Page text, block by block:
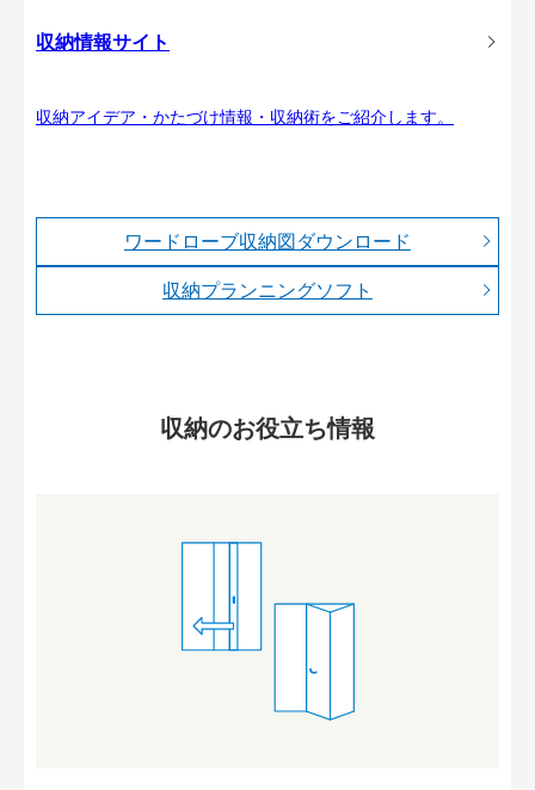
収納情報サイト
収納アイデア・かたづけ情報・収納術をご紹介します。
ワードローブ収納図ダウンロード
収納プランニングソフト
収納のお役立ち情報